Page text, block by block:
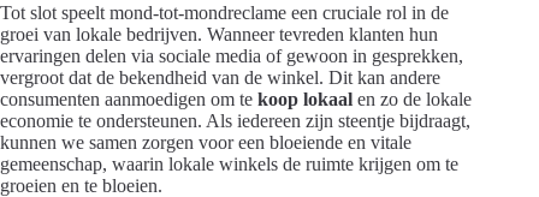
Tot slot speelt mond-tot-mondreclame een cruciale rol in de
groei van lokale bedrijven. Wanneer tevreden klanten hun
ervaringen delen via sociale media of gewoon in gesprekken,
vergroot dat de bekendheid van de winkel. Dit kan andere
consumenten aanmoedigen om te koop lokaal en zo de lokale
economie te ondersteunen. Als iedereen zijn steentje bijdraagt,
kunnen we samen zorgen voor een bloeiende en vitale
gemeenschap, waarin lokale winkels de ruimte krijgen om te
groeien en te bloeien.